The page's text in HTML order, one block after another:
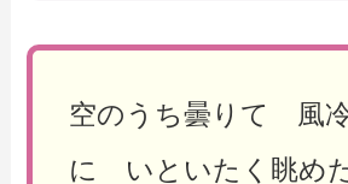
空のうち曇りて 風
に いといたく眺め